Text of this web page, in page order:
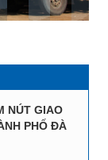
NÚT GIAO
PHỐ ĐÀ